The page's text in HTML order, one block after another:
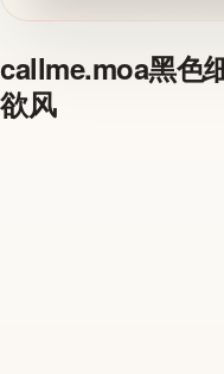
callme.moa黑色
欲风